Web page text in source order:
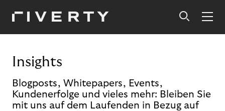
Insights
Blogposts, Whitepapers, Events,
Kundenerfolge und vieles mehr: Bleiben Sie
mit uns auf dem Laufenden in Bezug auf